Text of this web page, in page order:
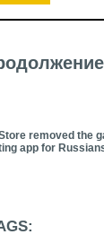
removed the
app for